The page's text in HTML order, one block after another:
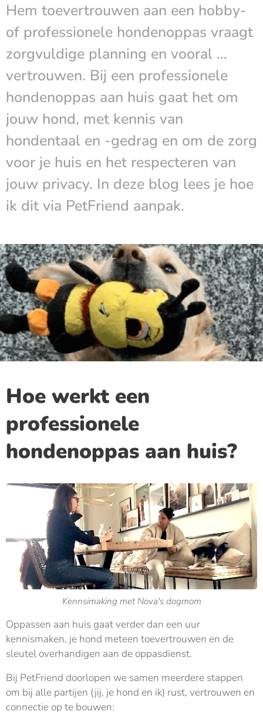
Hem toevertrouwen aan een hobby-
of professionele hondenoppas vraagt
zorgvuldige planning en vooral …
vertrouwen. Bij een professionele
hondenoppas aan huis gaat het om
jouw hond, met kennis van
hondentaal en -gedrag en om de zorg
voor je huis en het respecteren van
jouw privacy. In deze blog lees je hoe
ik dit via PetFriend aanpak.
Hoe werkt een
professionele
hondenoppas aan huis?
Kennsimaking met Nova's dogmom
Oppassen aan huis gaat verder dan een uur
kennismaken, je hond meteen toevertrouwen en de
sleutel overhandigen aan de oppasdienst.
Bij PetFriend doorlopen we samen meerdere stappen
om bij alle partijen (jij, je hond en ik) rust, vertrouwen en
connectie op te bouwen: